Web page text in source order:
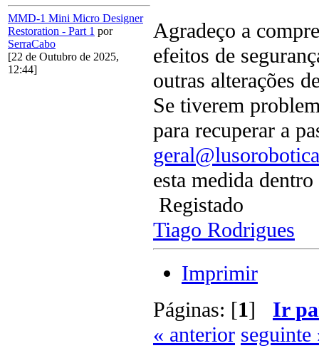
MMD-1 Mini Micro Designer
Restoration - Part 1 por
SerraCabo
[22 de Outubro de 2025,
12:44]
Agradeço a
efeitos de
outras alterações
Se tiverem
para recuperar a
esta medida
Registado
Tiago Rodrigues
Imprimir
Páginas: [1] Ir
« anterior seguinte